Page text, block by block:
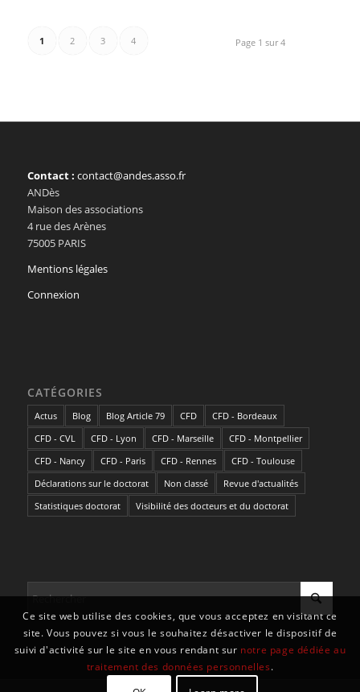
Page 1 sur 4
1 2 3 4
Contact : contact@andes.asso.fr
ANDès
Maison des associations
4 rue des Arènes
75005 PARIS
Mentions légales
Connexion
CATÉGORIES
Actus Blog Blog Article 79 CFD
CFD - Bordeaux
CFD - CVL
CFD - Lyon CFD - Marseille
CFD - Montpellier
CFD - Nancy
CFD - Paris CFD - Rennes
CFD - Toulouse
Déclarations sur le doctorat
Non classé
Revue d'actualités
Statistiques doctorat
Visibilité des docteurs et du doctorat
Ce site web utilise des cookies, que vous acceptez en visitant ce
site. Vous pouvez si vous le souhaitez désactiver le dispositif de
suivi d'activité sur le site en vous rendant sur notre page dédiée au
traitement des données personnelles.